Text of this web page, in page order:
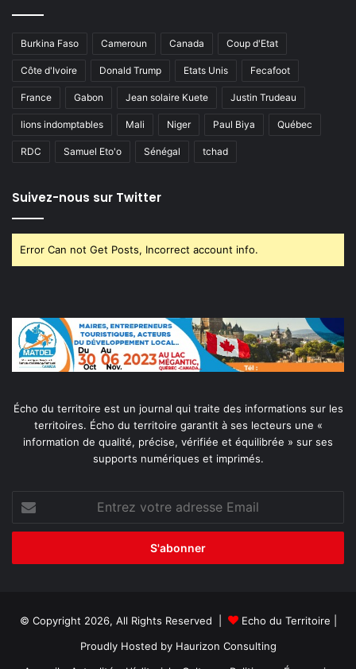
Burkina Faso Cameroun Canada Coup d'Etat
Côte d'Ivoire Donald Trump Etats Unis Fecafoot
France Gabon Jean solaire Kuete Justin Trudeau
lions indomptables Mali Niger Paul Biya Québec
RDC Samuel Eto'o Sénégal tchad
Suivez-nous sur Twitter
Error Can not Get Posts, Incorrect account info.
Écho du territoire est un journal qui traite des informations sur les
territoires. Écho du territoire garantit à ses lecteurs une «
information de qualité, précise, vérifiée et équilibrée » sur ses
supports numériques et imprimés.
votre
adresse
© Copyright 2026, All Rights Reserved | Echo du Territoire
Proudly Hosted by Haurizon Consulting